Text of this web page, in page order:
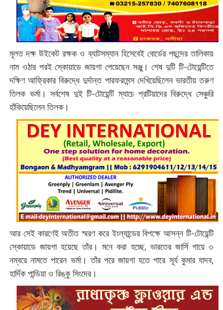
মূলত দক্ষ উইকেট রক্ষক ও ব্যাটসম্যান হিসেবেই বোর্ডের পছন্দের তালিকায়
নাম ওঠার পরই স্কোয়াডে জায়গা পেয়েছেন সঞ্জু। শেষ দুটি টি-টোয়েন্টিতে
দক্ষিণ আফ্রিকার বিরুদ্ধে দুর্দান্ত পারফরমেন্স দেখিয়েছিলেন ভারতীয় তরুণ
তিলক ভর্মা। সর্বশেষ দুই টি-টোয়েন্টি ম্যাচে প্রটিয়াদের বিরুদ্ধে সেঞ্চুরি
হাঁকিয়েছিলেন তিলক।
আর সেই কারণেই অতীত স্মরণ করে ইংল্যান্ডের বিপক্ষে আসন্ন টি-টোয়েন্টি
স্কোয়াডে জায়গা হয়েছে তাঁর। মনে করা হচ্ছে, ভারতের জার্সি গায়ে ৩
নম্বরে নামতে পারেন ভর্মা। তাঁর পরে জায়গা হতে পারে সূর্য কুমার যাদব,
হার্দিক পান্ডিয়া ও রিঙ্কু সিংদের।